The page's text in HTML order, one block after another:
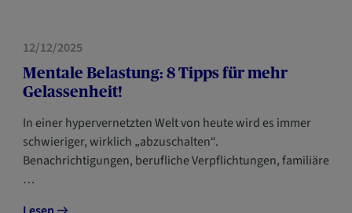
GESUNDHEIT
12/12/2025
Mentale Belastung: 8 Tipps für mehr
Gelassenheit!
In einer hypervernetzten Welt von heute wird es immer
schwieriger, wirklich „abzuschalten“.
Benachrichtigungen, berufliche Verpflichtungen, familiäre
…